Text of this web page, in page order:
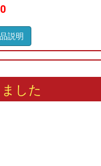
説明
した